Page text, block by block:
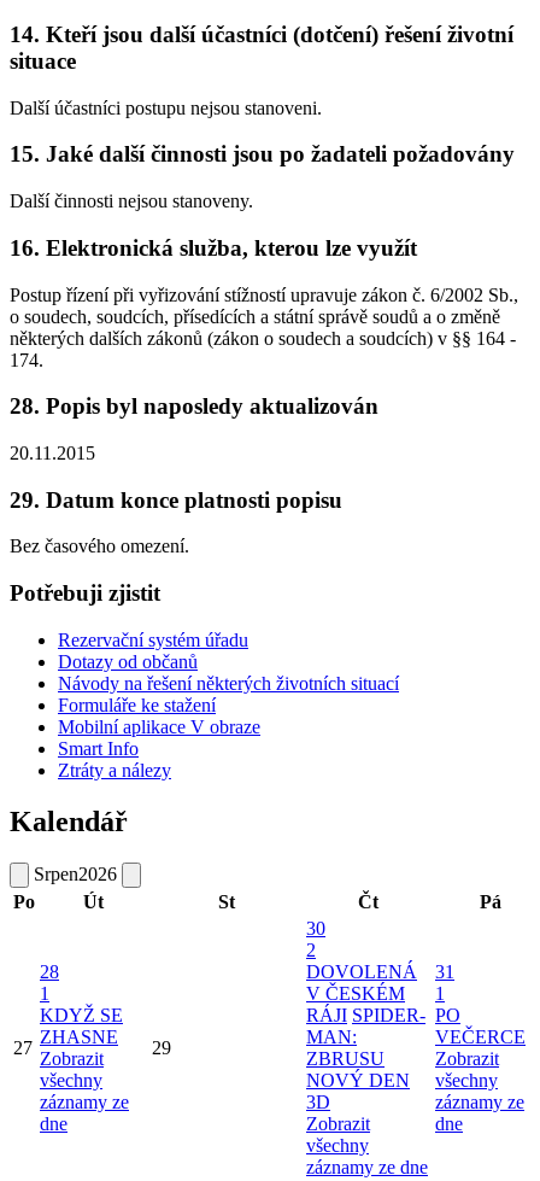
14. Kteří jsou další účastníci (dotčení) řešení životní
situace
Další účastníci postupu nejsou stanoveni.
15. Jaké další činnosti jsou po žadateli požadovány
Další činnosti nejsou stanoveny.
16. Elektronická služba, kterou lze využít
Postup řízení při vyřizování stížností upravuje zákon č. 6/2002 Sb.,
o soudech, soudcích, přísedících a státní správě soudů a o změně
některých dalších zákonů (zákon o soudech a soudcích) v §§ 164 -
174.
28. Popis byl naposledy aktualizován
20.11.2015
29. Datum konce platnosti popisu
Bez časového omezení.
Potřebuji zjistit
Rezervační systém úřadu
Dotazy od občanů
Návody na řešení některých životních situací
Formuláře ke stažení
Mobilní aplikace V obraze
Smart Info
Ztráty a nálezy
Kalendář
Srpen2026
Po
Út St Čt Pá
27
28
1
KDYŽ SE
ZHASNE
Zobrazit
všechny
záznamy ze
dne
29
30
2
DOVOLENÁ
V ČESKÉM
RÁJI SPIDER-
MAN:
ZBRUSU
NOVÝ DEN
3D
Zobrazit
všechny
záznamy ze dne
31
1
PO
VEČERCE
Zobrazit
všechny
záznamy ze
dne